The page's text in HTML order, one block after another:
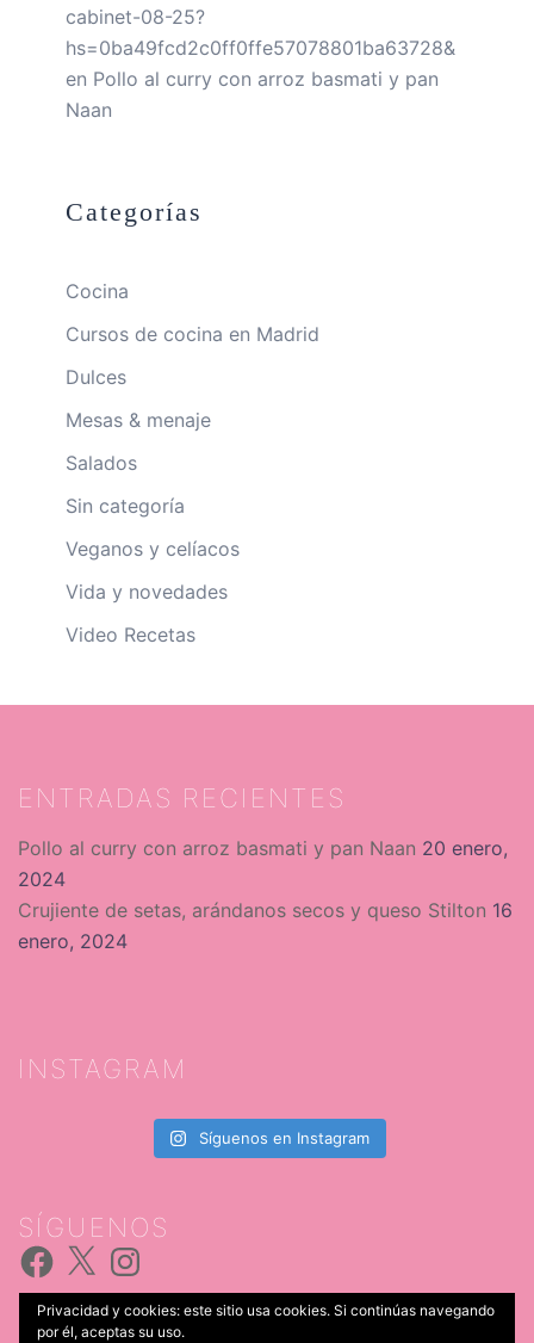
cabinet-08-25?
hs=0ba49fcd2c0ff0ffe57078801ba63728&
en Pollo al curry con arroz basmati y pan
Naan
Categorías
Cocina
Cursos de cocina en Madrid
Dulces
Mesas & menaje
Salados
Sin categoría
Veganos y celíacos
Vida y novedades
Video Recetas
ENTRADAS RECIENTES
Pollo al curry con arroz basmati y pan Naan 20 enero,
2024
Crujiente de setas, arándanos secos y queso Stilton 16
enero, 2024
INSTAGRAM
Síguenos en Instagram
SÍGUENOS
Facebook
X Instagram
Privacidad y cookies: este sitio usa cookies. Si continúas navegando
por él, aceptas su uso.